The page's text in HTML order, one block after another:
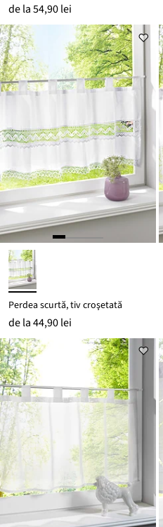
de la54,90 lei
Perdea scurtă, tiv croşetată
de la44,90 lei